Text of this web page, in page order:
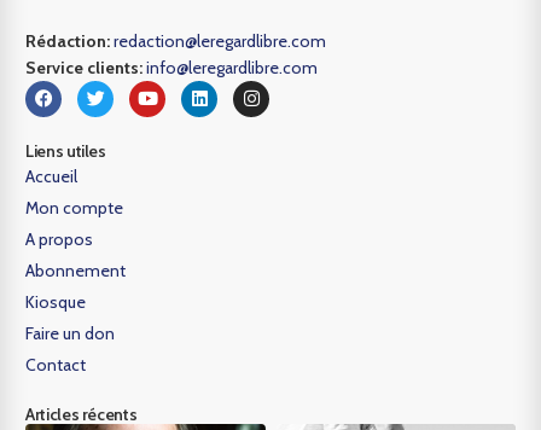
Rédaction:redaction@leregardlibre.com
Service clients:info@leregardlibre.com
Liens utiles
Accueil
Mon compte
A propos
Abonnement
Kiosque
Faire un don
Contact
Articles récents